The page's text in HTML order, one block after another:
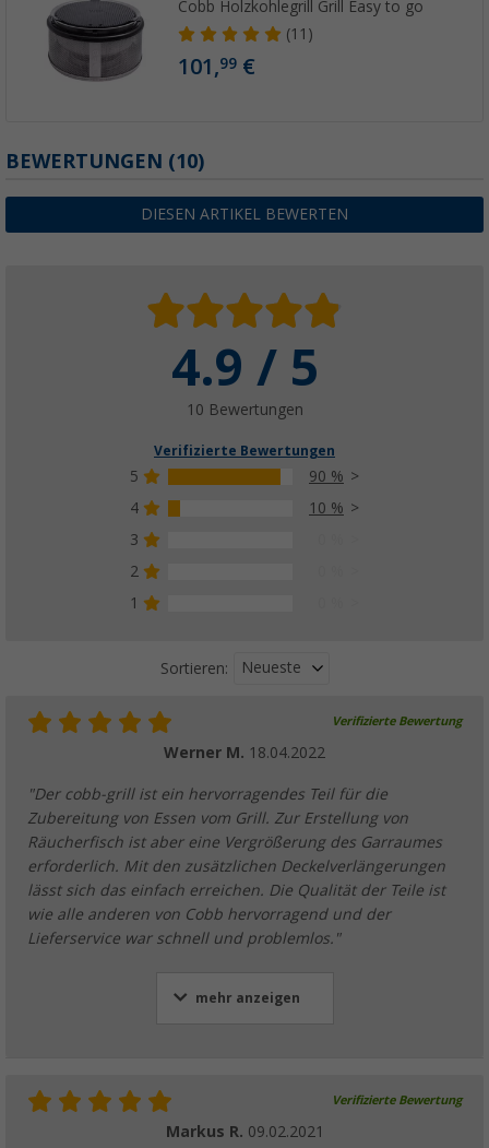
Cobb Holzkohlegrill Grill Easy to go
(11)
101,99 €
BEWERTUNGEN (10)
DIESEN ARTIKEL BEWERTEN
4.9 / 5
10 Bewertungen
Verifizierte Bewertungen
5
90 %
4
10 %
3
2
1
Sortieren: Neueste
Verifizierte Bewertung
Werner M. 18.04.2022
"Der cobb-grill ist ein hervorragendes Teil für die
Zubereitung von Essen vom Grill. Zur Erstellung von
Räucherfisch ist aber eine Vergrößerung des Garraumes
erforderlich. Mit den zusätzlichen Deckelverlängerungen
lässt sich das einfach erreichen. Die Qualität der Teile ist
wie alle anderen von Cobb hervorragend und der
Lieferservice war schnell und problemlos."
mehr anzeigen
Verifizierte Bewertung
Markus R. 09.02.2021